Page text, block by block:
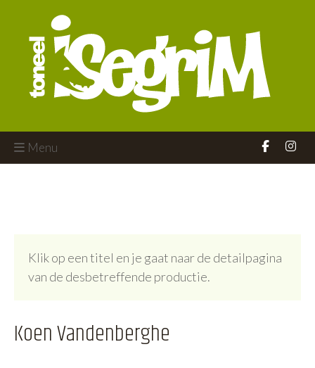
Menu
Klik op een titel en je gaat naar de detailpagina
van de desbetreffende productie.
Koen Vandenberghe